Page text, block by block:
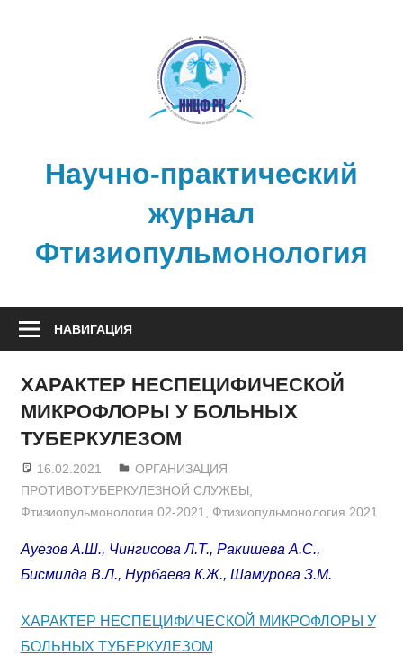
Научно-практический
журнал
Фтизиопульмонология
НАВИГАЦИЯ
ХАРАКТЕР НЕСПЕЦИФИЧЕСКОЙ
МИКРОФЛОРЫ У БОЛЬНЫХ
ТУБЕРКУЛЕЗОМ
16.02.2021 admin
ОРГАНИЗАЦИЯ
ПРОТИВОТУБЕРКУЛЕЗНОЙ СЛУЖБЫ,
Фтизиопульмонология 02-2021
Фтизиопульмонология 2021
Ауезов А.Ш., Чингисова Л.Т., Ракишева А.С.,
Бисмилда В.Л., Нурбаева К.Ж., Шамурова З.М.
ХАРАКТЕР НЕСПЕЦИФИЧЕСКОЙ МИКРОФЛОРЫ У
БОЛЬНЫХ ТУБЕРКУЛЕЗОМ